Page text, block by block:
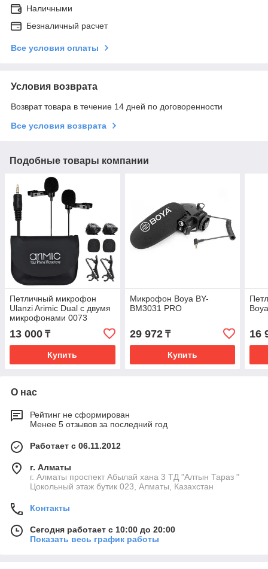
Наличными
Безналичный расчет
Все условия оплаты
Условия возврата
Возврат товара в течение 14 дней по договоренности
Все условия возврата
Подобные товары компании
Петличный микрофон
Ulanzi Arimic Dual с двумя
микрофонами 0073
13 000 ₸
Купить
Микрофон Boya BY-
BM3031 PRO
29 972₸
Купить
16
О нас
Рейтинг не сформирован
Менее 5 отзывов за последний год
Работает с 06.11.2012
г. Алматы
г. Алматы проспект Абылай хана 3 ТД "Алтын Тараз "
Цокольный этаж бутик 023, Алматы, Казахстан
Контакты
Сегодня работает с 10:00 до 20:00
Показать весь график работы